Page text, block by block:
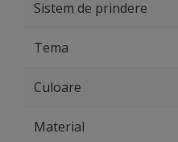
Sistem de prindere
Tema
Culoare
Material